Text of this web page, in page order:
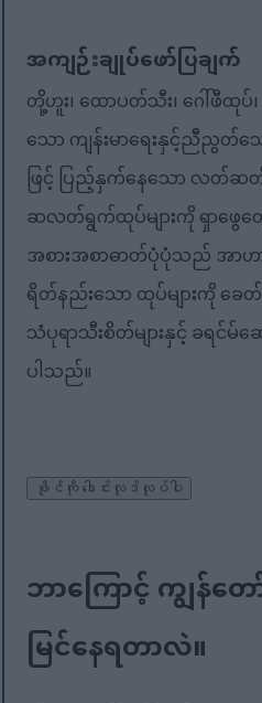
အကျဉ်းချုပ်ဖော်ပြချက်
တို့ဟူး၊ ထောပတ်သီး၊ ဂေါ်ဖီထု
သော ကျန်းမာရေးနှင့်ညီညွတ်သေ
ဖြင့် ပြည့်နှက်နေသော လတ်ဆ
ဆလတ်ရွက်ထုပ်များကို ရှာဖွေ
အစားအစာဓာတ်ပုံပုံသည် အာ
ရိတ်နည်းသော ထုပ်များကို ခေ
သံပုရာသီးစိတ်များနှင့် ခရင်
ပါသည်။
ဘာကြောင့် ကျွန်တ
မြင်နေရတာလဲ။